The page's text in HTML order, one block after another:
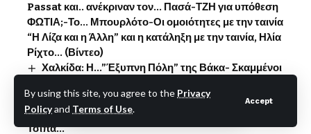
By using this site, you agree to the Privacy
Policyand Terms of Use.
Accept
Passat και.. ανέκριναν τον… Πασά-ΤΖΗ για υπόθεση
ΦΩΤΙΑ;-Το… Μπουρλότο-Οι ομοιότητες με την ταινία
“Η Λίζα και η Άλλη” και η κατάληξη με την ταινία, Ηλία
Ρίχτο… (Βίντεο)
Χαλκίδα: Η…”Έξυπνη Πόλη” της Βάκα- Σκαμμένοι
αποτύπωμα της Έλενας-Δεν άλλαξαν τους αγωγούς
στην ανάπλαση- Θα το κάνουν τώρα-Αναζητείται
Τσίπα…